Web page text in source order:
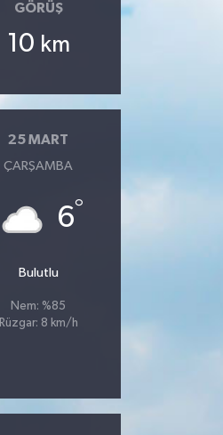
GÖRÜŞ
10 km
25 MART
ÇARŞAMBA
6°
Bulutlu
Nem: %85
Rüzgar: 8 km/h